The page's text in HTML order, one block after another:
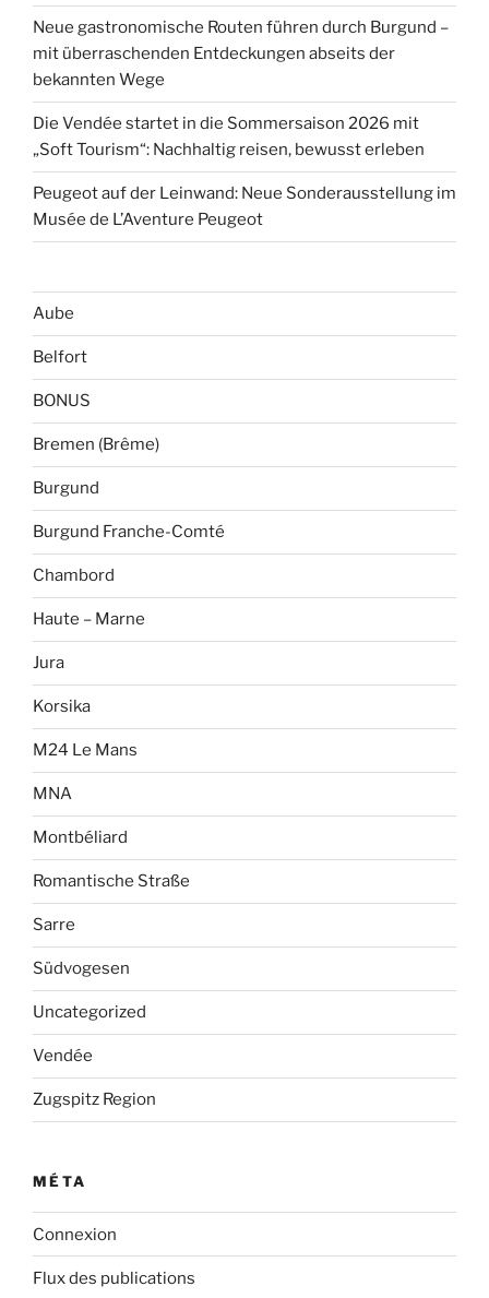
Neue gastronomische Routen führen durch Burgund –
mit überraschenden Entdeckungen abseits der
bekannten Wege
Die Vendée startet in die Sommersaison 2026 mit
„Soft Tourism“: Nachhaltig reisen, bewusst erleben
Peugeot auf der Leinwand: Neue Sonderausstellung im
Musée de L’Aventure Peugeot
Aube
Belfort
BONUS
Bremen (Brême)
Burgund
Burgund Franche-Comté
Chambord
Haute – Marne
Jura
Korsika
M24 Le Mans
MNA
Montbéliard
Romantische Straße
Sarre
Südvogesen
Uncategorized
Vendée
Zugspitz Region
MÉTA
Connexion
Flux des publications